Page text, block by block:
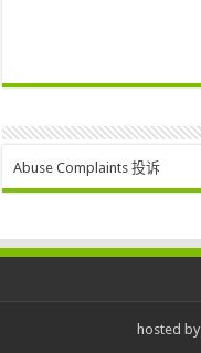
Abuse Complaints 投诉
hosted by